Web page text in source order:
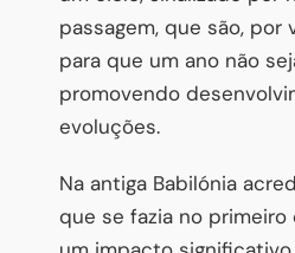
passagem, que são, por
para que um ano não
promovendo
evoluções.
Na antiga Babilónia
que se fazia no